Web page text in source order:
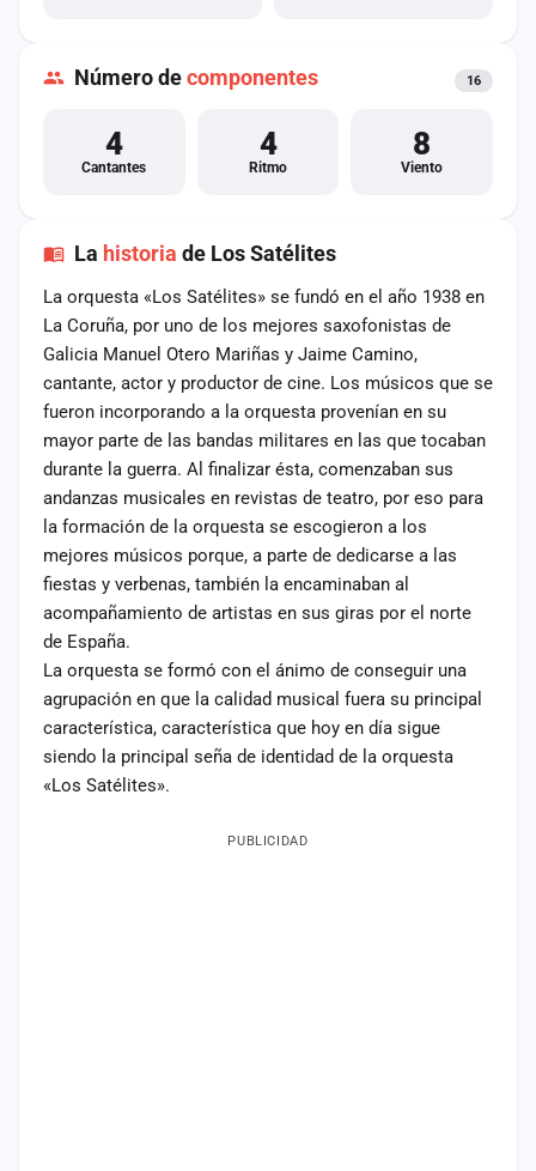
Número decomponentes 16
4
Cantantes
4
Ritmo
8
Viento
La historia de Los Satélites
La orquesta «Los Satélites» se fundó en el año 1938 en
La Coruña, por uno de los mejores saxofonistas de
Galicia Manuel Otero Mariñas y Jaime Camino,
cantante, actor y productor de cine. Los músicos que se
fueron incorporando a la orquesta provenían en su
mayor parte de las bandas militares en las que tocaban
durante la guerra. Al finalizar ésta, comenzaban sus
andanzas musicales en revistas de teatro, por eso para
la formación de la orquesta se escogieron a los
mejores músicos porque, a parte de dedicarse a las
fiestas y verbenas, también la encaminaban al
acompañamiento de artistas en sus giras por el norte
de España.
La orquesta se formó con el ánimo de conseguir una
agrupación en que la calidad musical fuera su principal
característica, característica que hoy en día sigue
siendo la principal seña de identidad de la orquesta
«Los Satélites».
PUBLICIDAD